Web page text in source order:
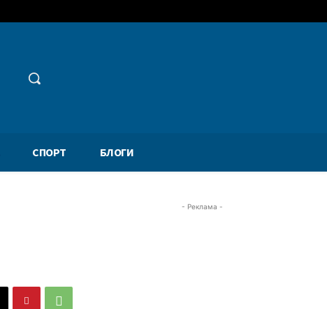
СПОРТ БЛОГИ
- Реклама -